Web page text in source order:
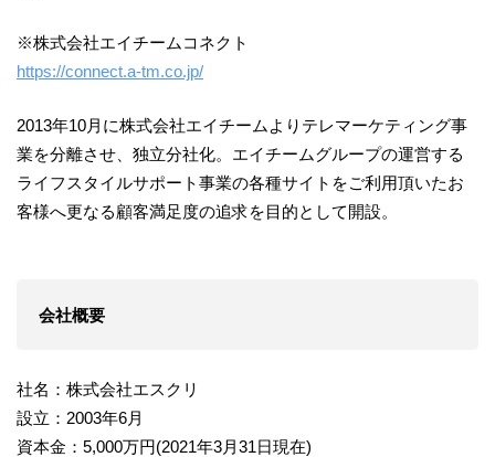
※株式会社エイチームコネクト
https://connect.a-tm.co.jp/
2013年10月に株式会社エイチームよりテレマーケティング事
業を分離させ、独立分社化。エイチームグループの運営する
ライフスタイルサポート事業の各種サイトをご利用頂いたお
客様へ更なる顧客満足度の追求を目的として開設。
会社概要
社名：株式会社エスクリ
設立：2003年6月
資本金：5,000万円(2021年3月31日現在)